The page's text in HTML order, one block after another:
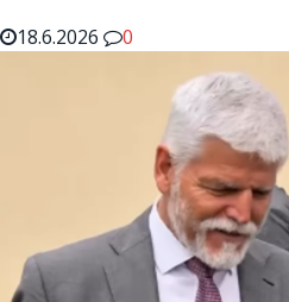
18.6.2026
0